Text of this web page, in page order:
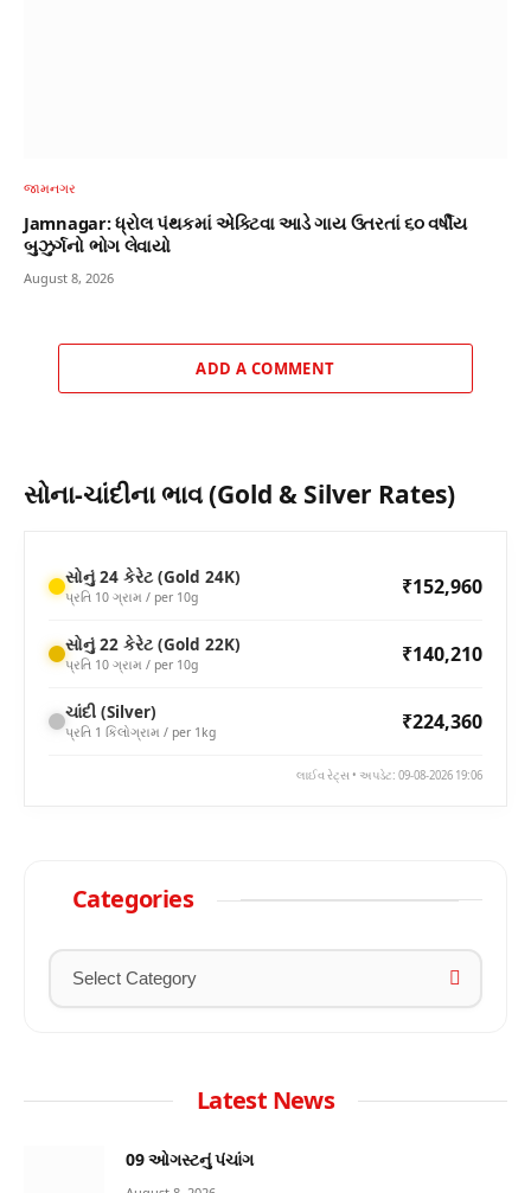
જામનગર
Jamnagar: ધ્રોલ પંથકમાં એક્ટિવા આડે ગાય ઉતરતાં ૬૦ વર્ષીય
બુઝુર્ગનો ભોગ લેવાયો
August 8, 2026
ADD A COMMENT
સોના-ચાંદીના ભાવ (Gold & Silver Rates)
સોનું 24 કેરેટ (Gold 24K)
પ્રતિ 10 ગ્રામ / per 10g ₹152,960
સોનું 22 કેરેટ (Gold 22K)
પ્રતિ 10 ગ્રામ / per 10g ₹140,210
ચાંદી (Silver)
પ્રતિ 1 કિલોગ્રામ / per 1kg ₹224,360
લાઈવ રેટ્સ • અપડેટ: 09-08-2026 19:06
Categories
Latest News
09 ઓગસ્ટનું પંચાંગ